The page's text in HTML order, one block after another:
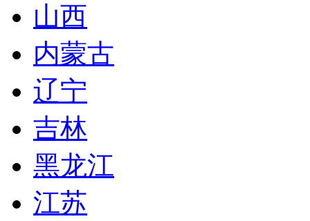
山西
内蒙古
辽宁
吉林
黑龙江
江苏